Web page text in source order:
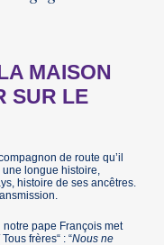
MAISON
SUR LE
de route qu’il
une longue histoire,
histoire de ses ancêtres.
pape François met
frères“ : “Nous ne